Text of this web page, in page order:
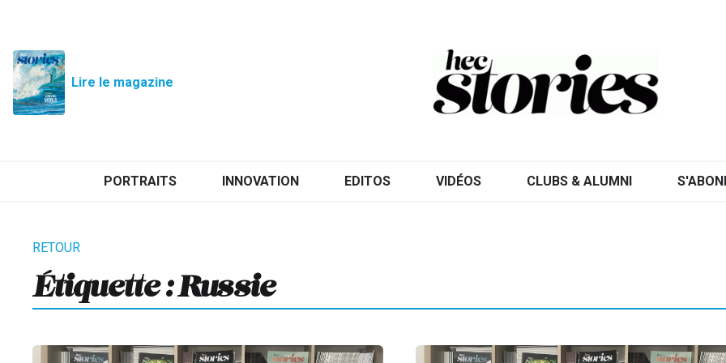
Lire le magazine
PORTRAITS INNOVATION EDITOS VIDÉOS CLUBS & ALUMNI
Étiquette : Russie